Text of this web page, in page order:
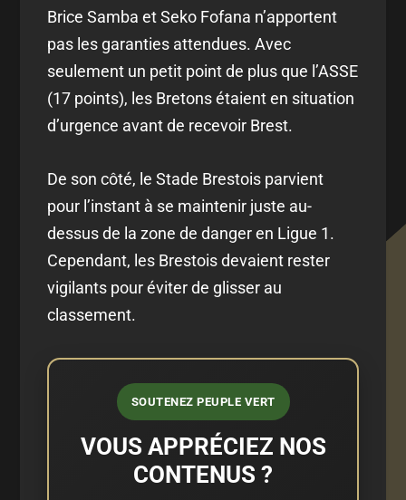
Brice Samba et Seko Fofana n’apportent
pas les garanties attendues. Avec
seulement un petit point de plus que l’ASSE
(17 points), les Bretons étaient en situation
d’urgence avant de recevoir Brest.
De son côté, le Stade Brestois parvient
pour l’instant à se maintenir juste au-
dessus de la zone de danger en Ligue 1.
Cependant, les Brestois devaient rester
vigilants pour éviter de glisser au
classement.
SOUTENEZ PEUPLE VERT
VOUS APPRÉCIEZ NOS
CONTENUS ?